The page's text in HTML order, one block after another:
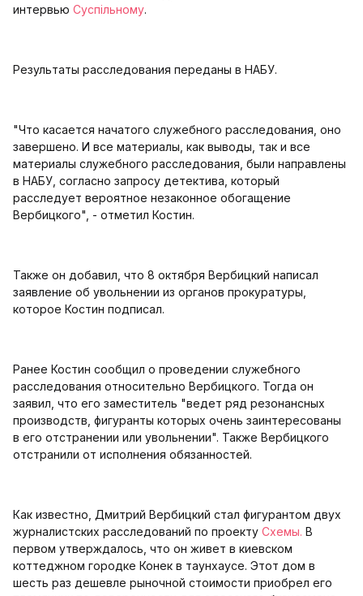
интервью Суспільному.
Результаты расследования переданы в НАБУ.
"Что касается начатого служебного расследования, оно
завершено. И все материалы, как выводы, так и все
материалы служебного расследования, были направлены
в НАБУ, согласно запросу детектива, который
расследует вероятное незаконное обогащение
Вербицкого", - отметил Костин.
Также он добавил, что 8 октября Вербицкий написал
заявление об увольнении из органов прокуратуры,
которое Костин подписал.
Ранее Костин сообщил о проведении служебного
расследования относительно Вербицкого. Тогда он
заявил, что его заместитель "ведет ряд резонансных
производств, фигуранты которых очень заинтересованы
в его отстранении или увольнении". Также Вербицкого
отстранили от исполнения обязанностей.
Как известно, Дмитрий Вербицкий стал фигурантом двух
журналистских расследований по проекту Схемы. В
первом утверждалось, что он живет в киевском
коттеджном городке Конек в таунхаусе. Этот дом в
шесть раз дешевле рыночной стоимости приобрел его